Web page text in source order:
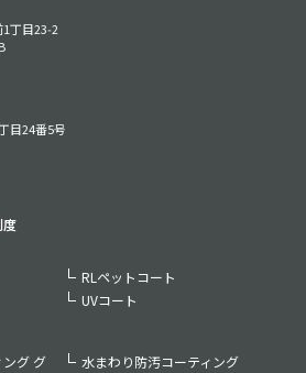
丁目23‑2
目24番5号
度
RLペットコート
UVコート
グ グ
水まわり防汚コーティング